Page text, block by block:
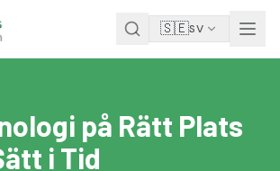
🇸🇪SV
på Rätt Plats
i Tid